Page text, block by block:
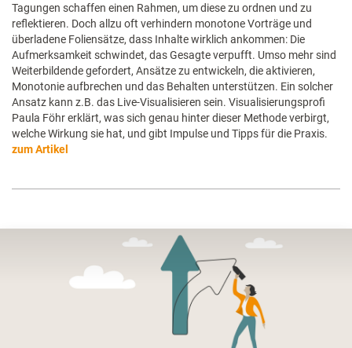
Tagungen schaffen einen Rahmen, um diese zu ordnen und zu
reflektieren. Doch allzu oft verhindern monotone Vorträge und
überladene Foliensätze, dass Inhalte wirklich ankommen: Die
Aufmerksamkeit schwindet, das Gesagte verpufft. Umso mehr sind
Weiterbildende gefordert, Ansätze zu entwickeln, die aktivieren,
Monotonie aufbrechen und das Behalten unterstützen. Ein solcher
Ansatz kann z.B. das Live-Visualisieren sein. Visualisierungsprofi
Paula Föhr erklärt, was sich genau hinter dieser Methode verbirgt,
welche Wirkung sie hat, und gibt Impulse und Tipps für die Praxis.
zum Artikel